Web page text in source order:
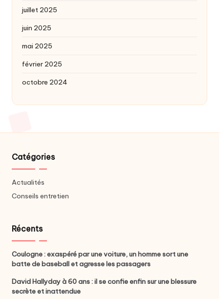
juillet 2025
juin 2025
mai 2025
février 2025
octobre 2024
Catégories
Actualités
Conseils entretien
Récents
Coulogne : exaspéré par une voiture, un homme sort une
batte de baseball et agresse les passagers
David Hallyday à 60 ans : il se confie enfin sur une blessure
secrète et inattendue